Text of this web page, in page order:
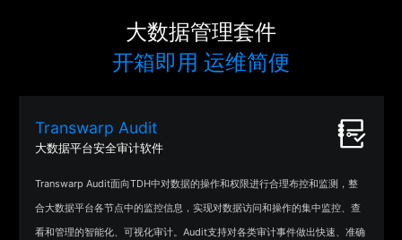
大数据管理套件
开箱即用 运维简便
Transwarp Audit
大数据平台安全审计软件
Transwarp Audit面向TDH中对数据的操作和权限进行合理布控和监测，整
合大数据平台各节点中的监控信息，实现对数据访问和操作的集中监控、查
看和管理的智能化、可视化审计。Audit支持对各类审计事件做出快速、准确